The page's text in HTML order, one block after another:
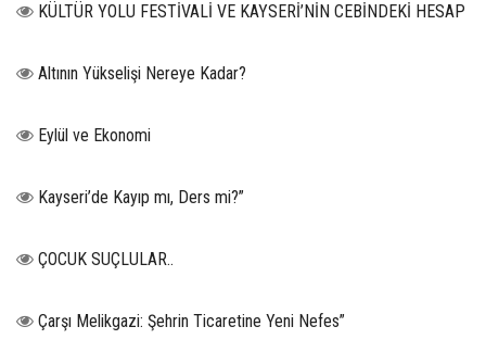
KÜLTÜR YOLU FESTİVALİ VE KAYSERİ’NİN CEBİNDEKİ HESAP
Altının Yükselişi Nereye Kadar?
Eylül ve Ekonomi
Kayseri’de Kayıp mı, Ders mi?”
ÇOCUK SUÇLULAR..
Çarşı Melikgazi: Şehrin Ticaretine Yeni Nefes”